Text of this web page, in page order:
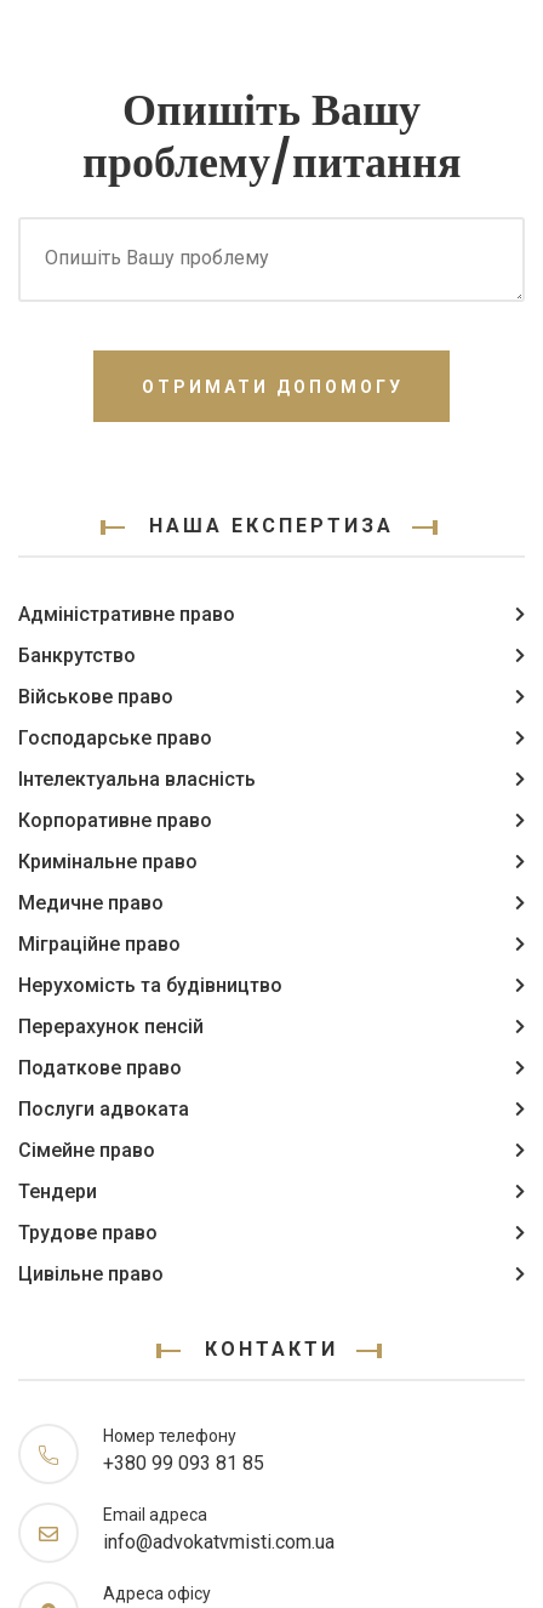
Опишіть Вашу
проблему/питання
ОТРИМАТИ ДОПОМОГУ
НАША ЕКСПЕРТИЗА
Адміністративне право
Банкрутство
Військове право
Господарське право
Інтелектуальна власність
Корпоративне право
Кримінальне право
Медичне право
Міграційне право
Нерухомість та будівництво
Перерахунок пенсій
Податкове право
Послуги адвоката
Сімейне право
Тендери
Трудове право
Цивільне право
КОНТАКТИ
Номер телефону
+380 99 093 81 85
Email адреса
info@advokatvmisti.com.ua
Адреса офісу